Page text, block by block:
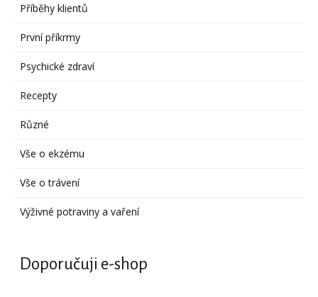
Příběhy klientů
První příkrmy
Psychické zdraví
Recepty
Různé
Vše o ekzému
Vše o trávení
Výživné potraviny a vaření
Doporučuji e-shop